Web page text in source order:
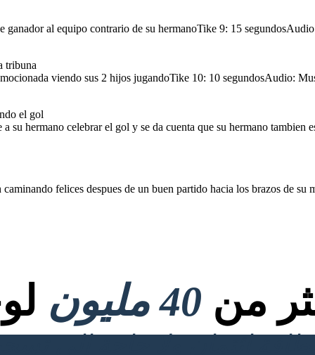
ganador al equipo contrario de su hermanoTike 9: 15
tribuna
viendo sus 2 hijos jugandoTike 10: 10 segundosAudio:
el gol
su hermano celebrar el gol y se da cuenta que su hermano
felices despues de un buen partido hacia los brazos de
من 40 مليون